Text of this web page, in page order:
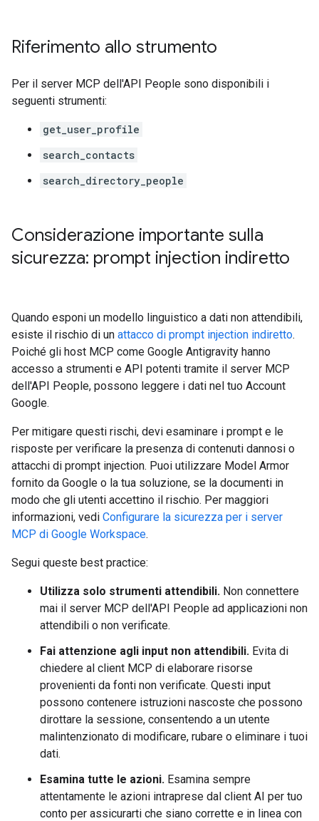
Riferimento allo strumento
Per il server MCP dell'API People sono disponibili i
seguenti strumenti:
get_user_profile
search_contacts
search_directory_people
Considerazione importante sulla
sicurezza: prompt injection indiretto
Quando esponi un modello linguistico a dati non attendibili,
esiste il rischio di un attacco di prompt injection indiretto.
Poiché gli host MCP come Google Antigravity hanno
accesso a strumenti e API potenti tramite il server MCP
dell'API People, possono leggere i dati nel tuo Account
Google.
Per mitigare questi rischi, devi esaminare i prompt e le
risposte per verificare la presenza di contenuti dannosi o
attacchi di prompt injection. Puoi utilizzare Model Armor
fornito da Google o la tua soluzione, se la documenti in
modo che gli utenti accettino il rischio. Per maggiori
informazioni, vedi Configurare la sicurezza per i server
MCP di Google Workspace.
Segui queste best practice:
Utilizza solo strumenti attendibili. Non connettere
mai il server MCP dell'API People ad applicazioni non
attendibili o non verificate.
Fai attenzione agli input non attendibili. Evita di
chiedere al client MCP di elaborare risorse
provenienti da fonti non verificate. Questi input
possono contenere istruzioni nascoste che possono
dirottare la sessione, consentendo a un utente
malintenzionato di modificare, rubare o eliminare i tuoi
dati.
Esamina tutte le azioni. Esamina sempre
attentamente le azioni intraprese dal client AI per tuo
conto per assicurarti che siano corrette e in linea con